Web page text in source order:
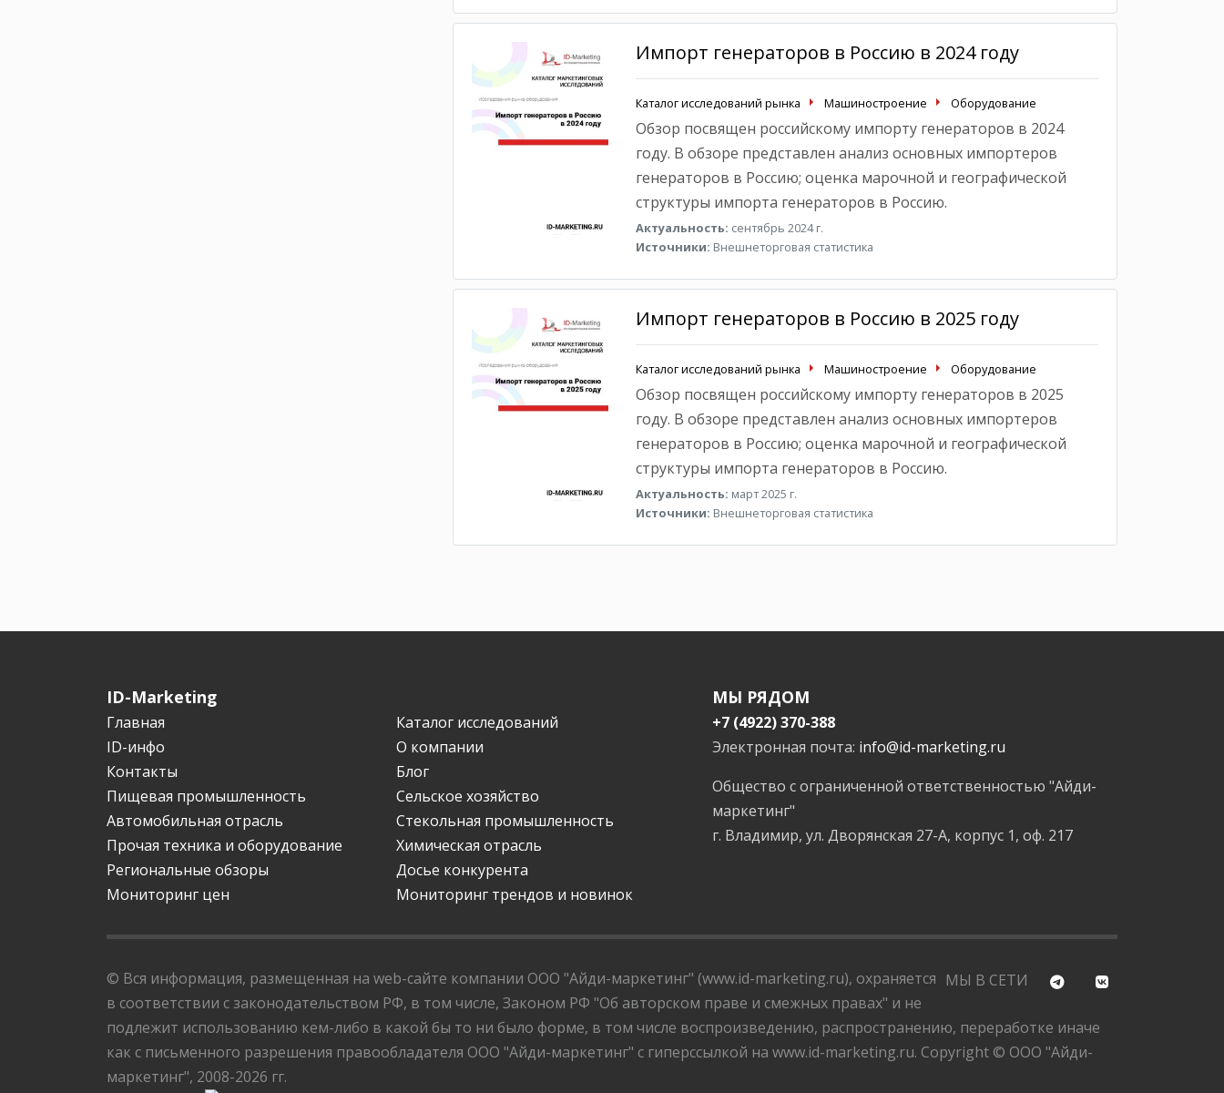
Импорт генераторов в Россию в 2024 году
Каталог исследований рынка Машиностроение Оборудование
Обзор посвящен российскому импорту генераторов в 2024
году. В обзоре представлен анализ основных импортеров
генераторов в Россию; оценка марочной и географической
структуры импорта генераторов в Россию.
Актуальность: сентябрь 2024 г.
Источники: Внешнеторговая статистика
Импорт генераторов в Россию в 2025 году
Каталог исследований рынка Машиностроение Оборудование
Обзор посвящен российскому импорту генераторов в 2025
году. В обзоре представлен анализ основных импортеров
генераторов в Россию; оценка марочной и географической
структуры импорта генераторов в Россию.
Актуальность: март 2025 г.
Источники: Внешнеторговая статистика
ID-Marketing
Главная
Каталог исследований
ID-инфо
О компании
Контакты
Блог
Пищевая промышленность
Сельское хозяйство
Автомобильная отрасль
Стекольная промышленность
Прочая техника и оборудование
Химическая отрасль
Региональные обзоры
Досье конкурента
Мониторинг цен
Мониторинг трендов и новинок
МЫ РЯДОМ
+7 (4922) 370-388
Электронная почта: info@id-marketing.ru
Общество с ограниченной ответственностью "Айди-
маркетинг"
г. Владимир, ул. Дворянская 27-А, корпус 1, оф. 217
МЫ В СЕТИ
© Вся информация, размещенная на web-сайте компании ООО "Айди-маркетинг" (www.id-marketing.ru), охраняется
в соответствии с законодательством РФ, в том числе, Законом РФ "Об авторском праве и смежных правах" и не
подлежит использованию кем-либо в какой бы то ни было форме, в том числе воспроизведению, распространению, переработке иначе
как с письменного разрешения правообладателя ООО "Айди-маркетинг" с гиперссылкой на www.id-marketing.ru. Copyright © ООО "Айди-
маркетинг", 2008-2026 гг.